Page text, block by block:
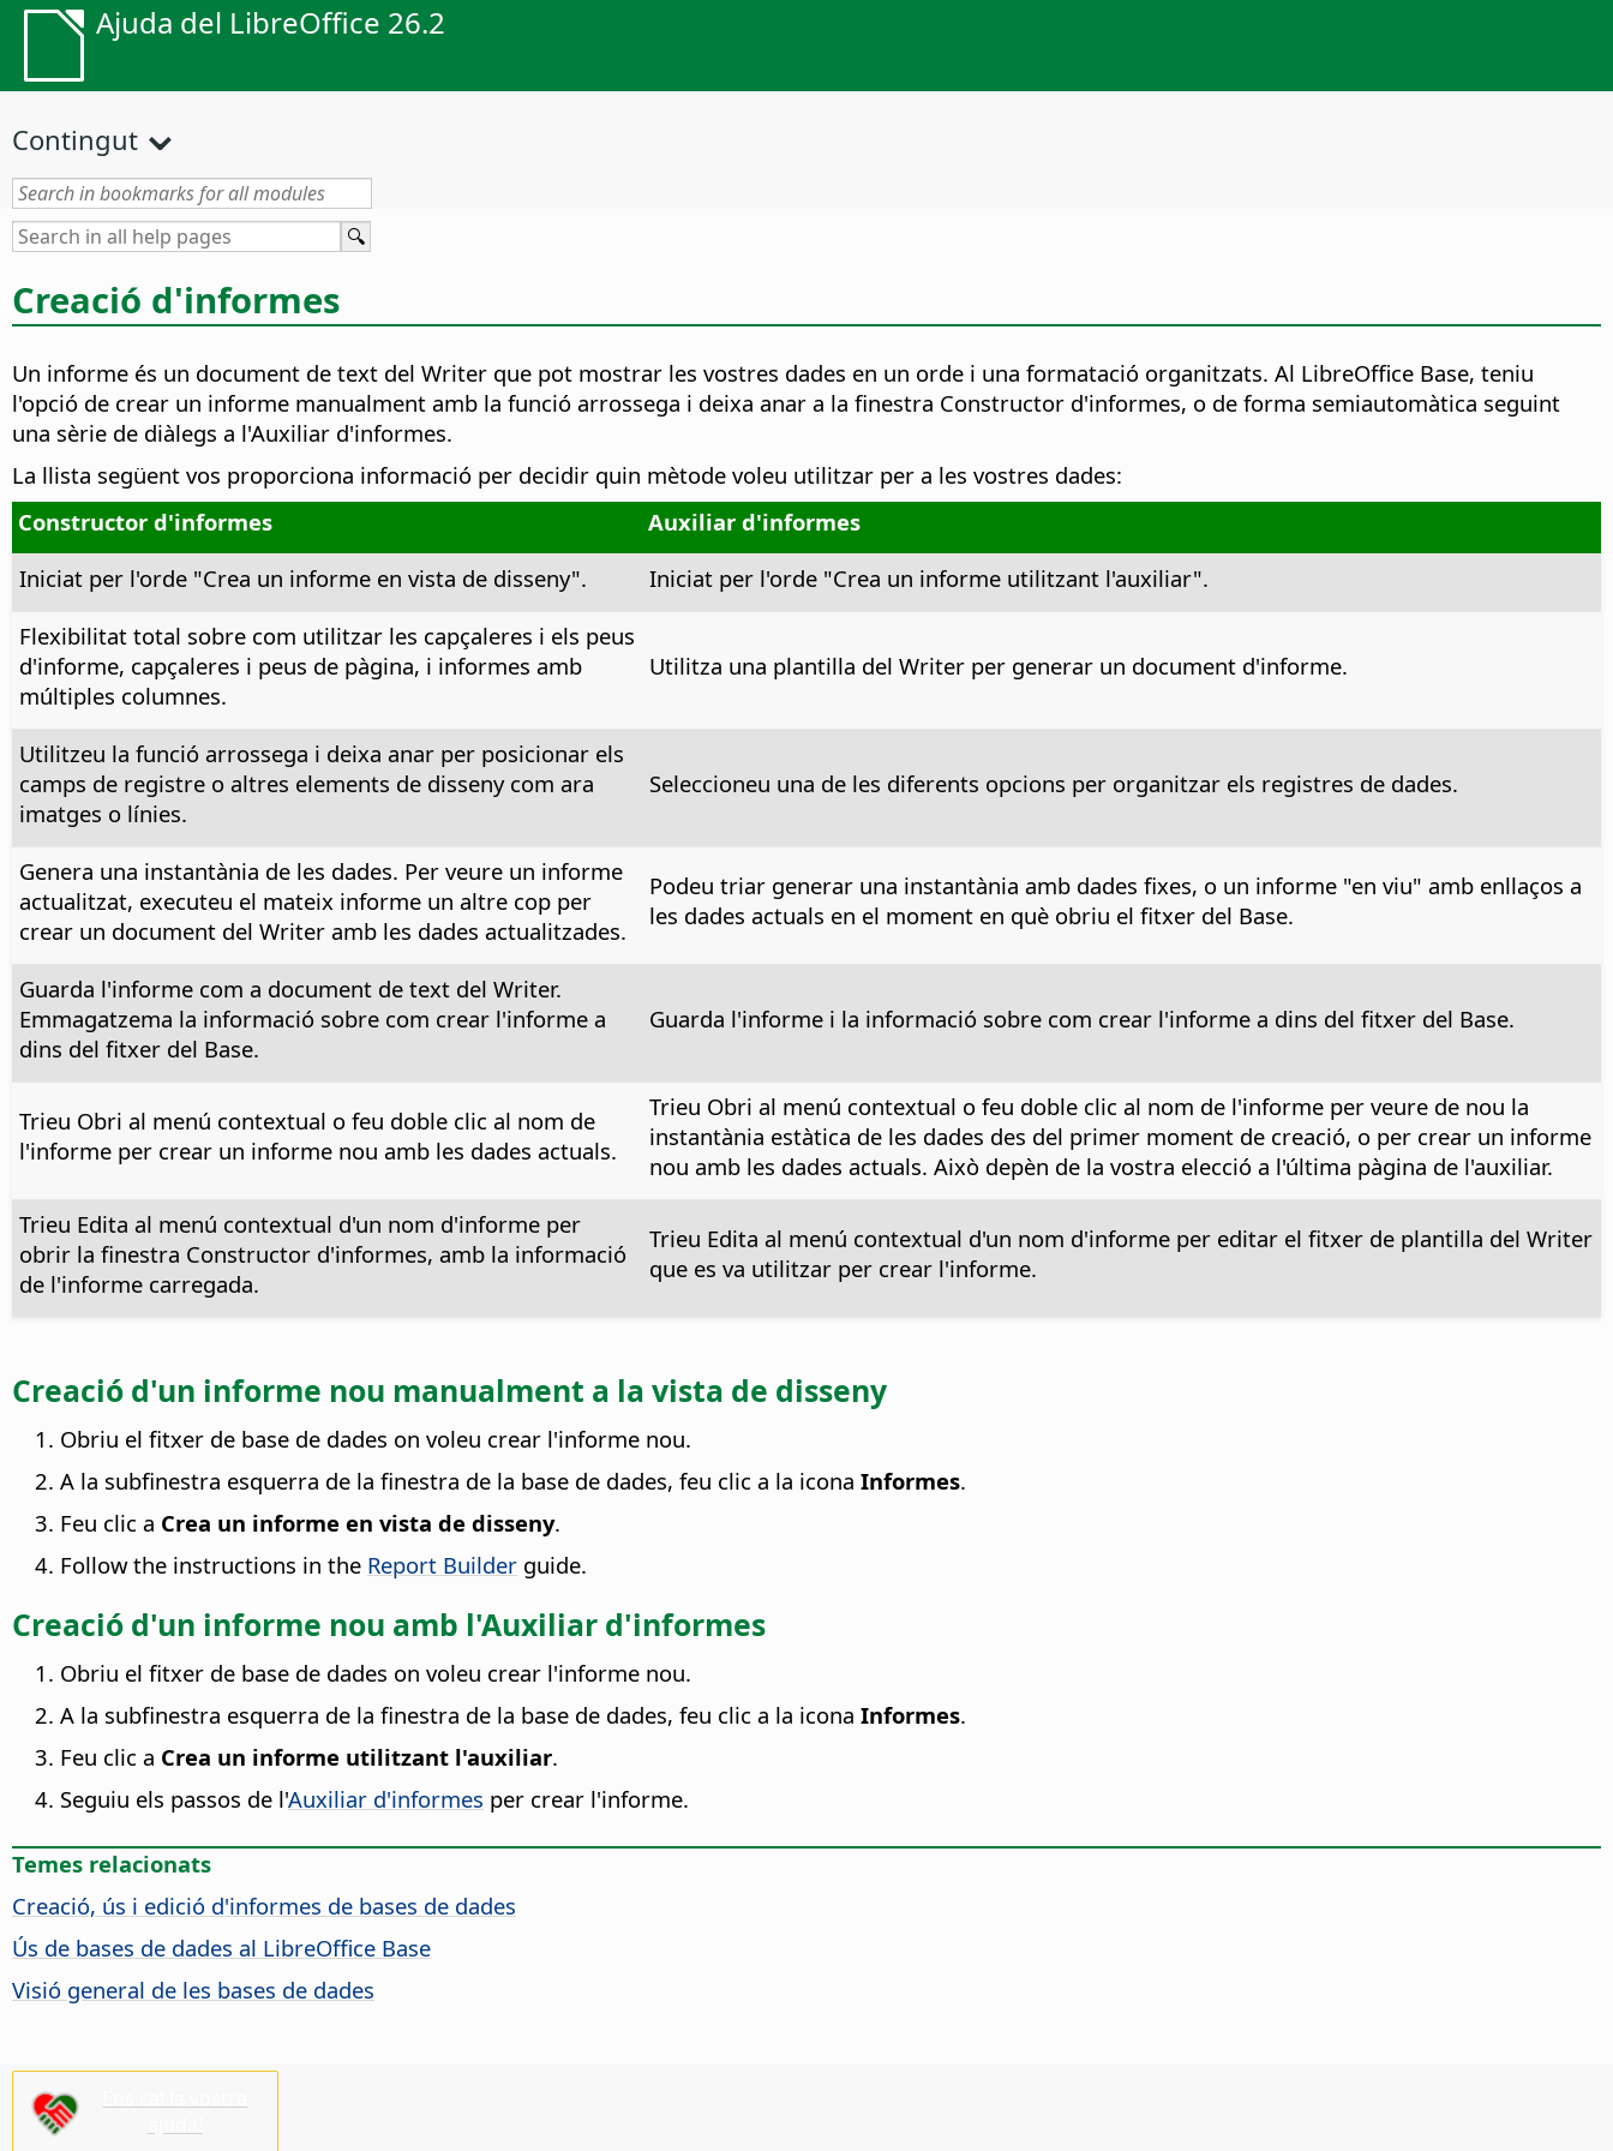
Ajuda del LibreOffice 26.2
Contingut
Creació d'informes
Un informe és un document de text del Writer que pot mostrar les vostres dades en un orde i una formatació organitzats. Al LibreOffice Base, teniu
l'opció de crear un informe manualment amb la funció arrossega i deixa anar a la finestra Constructor d'informes, o de forma semiautomàtica seguint
una sèrie de diàlegs a l'Auxiliar d'informes.
La llista següent vos proporciona informació per decidir quin mètode voleu utilitzar per a les vostres dades:
Constructor d'informes
Auxiliar d'informes
Iniciat per l'orde "Crea un informe en vista de disseny".
Iniciat per l'orde "Crea un informe utilitzant l'auxiliar".
Flexibilitat total sobre com utilitzar les capçaleres i els peus
d'informe, capçaleres i peus de pàgina, i informes amb
múltiples columnes.
Utilitza una plantilla del Writer per generar un document d'informe.
Utilitzeu la funció arrossega i deixa anar per posicionar els
camps de registre o altres elements de disseny com ara
imatges o línies.
Seleccioneu una de les diferents opcions per organitzar els registres de dades.
Genera una instantània de les dades. Per veure un informe
actualitzat, executeu el mateix informe un altre cop per
crear un document del Writer amb les dades actualitzades.
Podeu triar generar una instantània amb dades fixes, o un informe "en viu" amb enllaços a
les dades actuals en el moment en què obriu el fitxer del Base.
Guarda l'informe com a document de text del Writer.
Emmagatzema la informació sobre com crear l'informe a
dins del fitxer del Base.
Guarda l'informe i la informació sobre com crear l'informe a dins del fitxer del Base.
Trieu Obri al menú contextual o feu doble clic al nom de
l'informe per crear un informe nou amb les dades actuals.
Trieu Obri al menú contextual o feu doble clic al nom de l'informe per veure de nou la
instantània estàtica de les dades des del primer moment de creació, o per crear un informe
nou amb les dades actuals. Això depèn de la vostra elecció a l'última pàgina de l'auxiliar.
Trieu Edita al menú contextual d'un nom d'informe per
obrir la finestra Constructor d'informes, amb la informació
de l'informe carregada.
Trieu Edita al menú contextual d'un nom d'informe per editar el fitxer de plantilla del Writer
que es va utilitzar per crear l'informe.
Creació d'un informe nou manualment a la vista de disseny
Obriu el fitxer de base de dades on voleu crear l'informe nou.
A la subfinestra esquerra de la finestra de la base de dades, feu clic a la icona Informes.
Feu clic a Crea un informe en vista de disseny.
Follow the instructions in the Report Builder guide.
Creació d'un informe nou amb l'Auxiliar d'informes
Obriu el fitxer de base de dades on voleu crear l'informe nou.
A la subfinestra esquerra de la finestra de la base de dades, feu clic a la icona Informes.
Feu clic a Crea un informe utilitzant l'auxiliar.
Seguiu els passos de l'Auxiliar d'informes per crear l'informe.
Temes relacionats
Creació, ús i edició d'informes de bases de dades
Ús de bases de dades al LibreOffice Base
Visió general de les bases de dades